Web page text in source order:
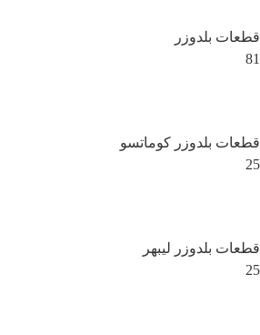
قطعات بلدوزر
81
قطعات بلدوزر کوماتسو
25
قطعات بلدوزر لیبهر
25